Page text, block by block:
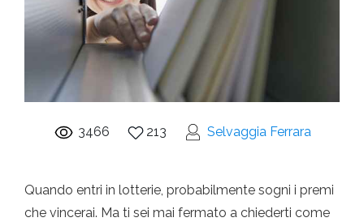
3466 213 Selvaggia Ferrara
Quando entri in lotterie, probabilmente sogni i premi
che vincerai. Ma ti sei mai fermato a chiederti come